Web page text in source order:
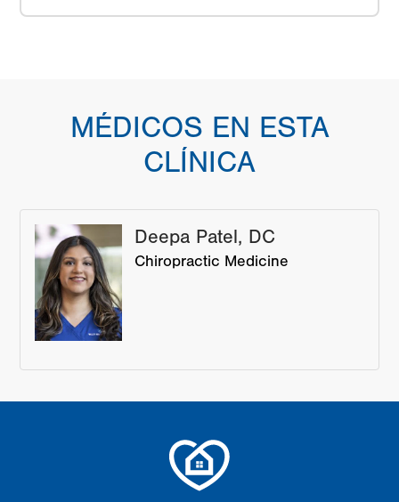
MÉDICOS EN ESTA
CLÍNICA
Deepa Patel, DC
Chiropractic Medicine